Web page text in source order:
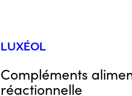
LUXÉOL
Compléments
réactionnelle